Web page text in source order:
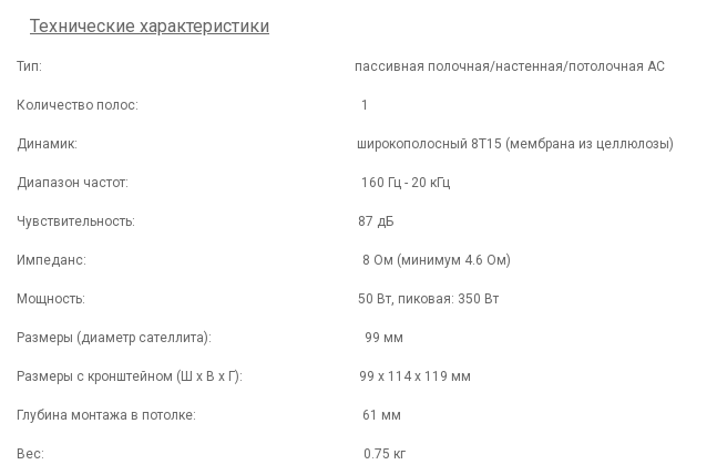
Технические характеристики
Тип: пассивная полочная/настенная/потолочная АС
Количество полос: 1
Динамик: широкополосный 8T15 (мембрана из целлюлозы)
Диапазон частот: 160 Гц - 20 кГц
Чувствительность: 87 дБ
Импеданс: 8 Ом (минимум 4.6 Ом)
Мощность: 50 Вт, пиковая: 350 Вт
Размеры (диаметр сателлита): 99 мм
Размеры с кронштейном (Ш х В х Г): 99 х 114 х 119 мм
Глубина монтажа в потолке: 61 мм
Вес: 0.75 кг